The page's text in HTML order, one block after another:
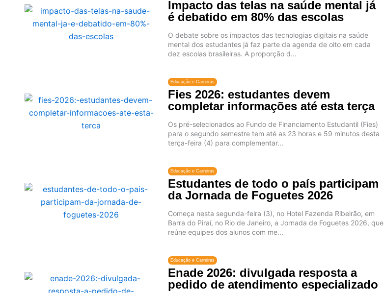
Impacto das telas na saúde mental já
é debatido em 80% das escolas
O debate sobre os impactos das tecnologias digitais na saúde
mental dos estudantes já faz parte da agenda de oito em cada
dez escolas brasileiras. A proporção d...
Educação e Carreiras
Fies 2026: estudantes devem
completar informações até esta terça
Os pré-selecionados ao Fundo de Financiamento Estudantil (Fies)
para o segundo semestre tem até as 23 horas e 59 minutos desta
terça-feira (4) para complementar...
Educação e Carreiras
Estudantes de todo o país participam
da Jornada de Foguetes 2026
Começa nesta segunda-feira (3), no Hotel Fazenda Ribeirão, em
Barra do Piraí, no Rio de Janeiro, a Jornada de Foguetes 2026, que
reúne equipes dos alunos com me...
Educação e Carreiras
Enade 2026: divulgada resposta a
pedido de atendimento especializado